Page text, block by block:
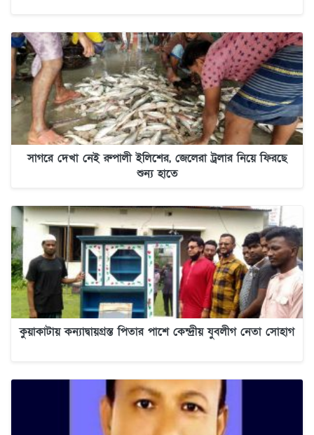
সাগরে দেখা নেই রুপালী ইলিশের, জেলেরা ট্রলার নিয়ে ফিরছে
শুন্য হাতে
কুয়াকাটায় কন্যাদ্বায়গ্রস্ত পিতার পাশে কেন্দ্রীয় যুবলীগ নেতা সোহাগ